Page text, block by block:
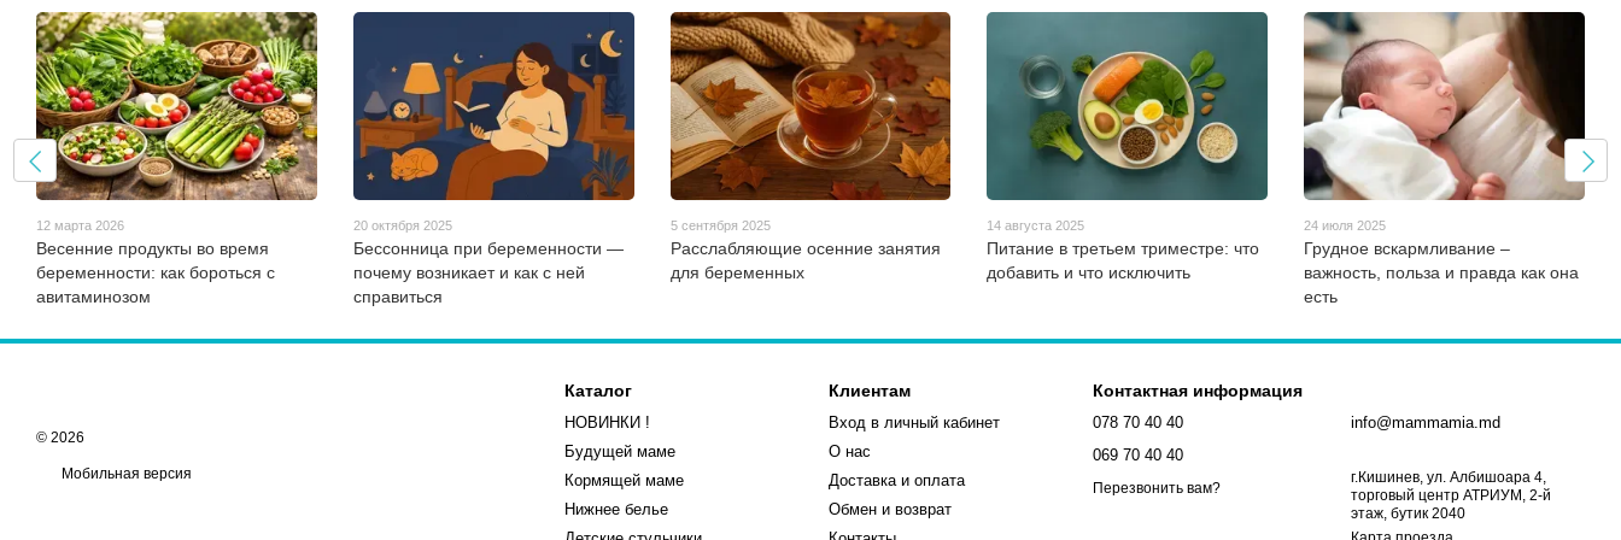
12 марта 2026
Весенние продукты во время
беременности: как бороться с
авитаминозом
20 октября 2025
Бессонница при беременности —
почему возникает и как с ней
справиться
5 сентября 2025
Расслабляющие осенние занятия
для беременных
14 августа 2025
Питание в третьем триместре: что
добавить и что исключить
24 июля 2025
Грудное вскармливание –
важность, польза и правда как она
есть
© 2026
Мобильная версия
Каталог
НОВИНКИ !
Будущей маме
Кормящей маме
Нижнее белье
Клиентам
Вход в личный кабинет
О нас
Доставка и оплата
Обмен и возврат
Контактная информация
078 70 40 40
069 70 40 40
Перезвонить вам?
info@mammamia.md
г.Кишинев, ул. Албишоара 4,
торговый центр АТРИУМ, 2-й
этаж, бутик 2040